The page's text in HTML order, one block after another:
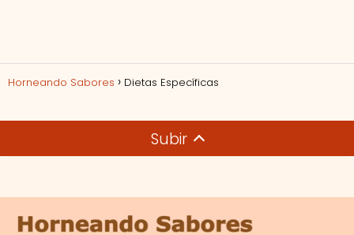
Horneando Sabores Dietas Específicas
Subir